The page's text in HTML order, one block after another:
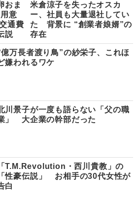
おま
意
通費
説
米倉涼子を失ったオスカ
ー、社員も大量退社してい
た 背景に “創業者娘婿”の
存在
億万長者渡り鳥”の紗栄子、これほ
嫌われるワケ
川景子が一度も語らない「父の職
」 大企業の幹部だった
「T.M.Revolution・西川貴教」の
「性豪伝説」 お相手の30代女性が
白